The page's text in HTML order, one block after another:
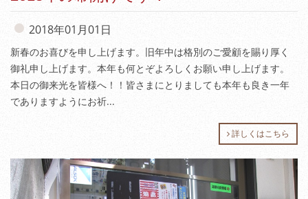
2018年01月01日
新春のお喜びを申し上げます。旧年中は格別のご愛顧を賜り厚く
御礼申し上げます。本年も何とぞよろしくお願い申し上げます。
本日の御来光を皆様へ！！皆さまにとりましても本年も良き一年
でありますようにお祈...
詳しくはこちら